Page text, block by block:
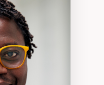
géopolitiques
climatique